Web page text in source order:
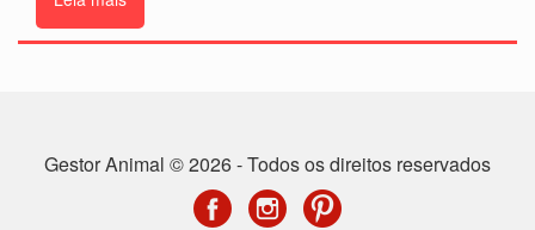
Gestor Animal © 2026 - Todos os direitos reservados